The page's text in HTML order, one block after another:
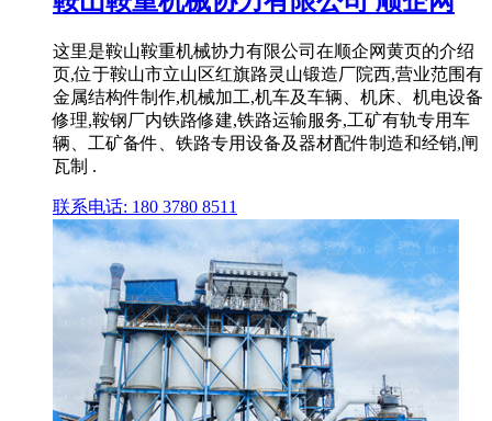
这里是鞍山鞍重机械协力有限公司在顺企网黄页的介绍
页,位于鞍山市立山区红旗路灵山锻造厂院西,营业范围有
金属结构件制作,机械加工,机车及车辆、机床、机电设备
修理,鞍钢厂内铁路修建,铁路运输服务,工矿有轨专用车
辆、工矿备件、铁路专用设备及器材配件制造和经销,闸
瓦制 .
联系电话: 180 3780 8511